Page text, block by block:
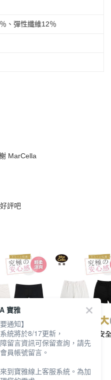
、彈性纖維12％
MarCella
評吧
腰安全褲-F
瑪榭輕柔中腰安
加大
寶雅
通知】
統將於8/17更新，
留言資訊可保留查詢，請先
員帳號留言。
到寶雅線上客服系統。為加